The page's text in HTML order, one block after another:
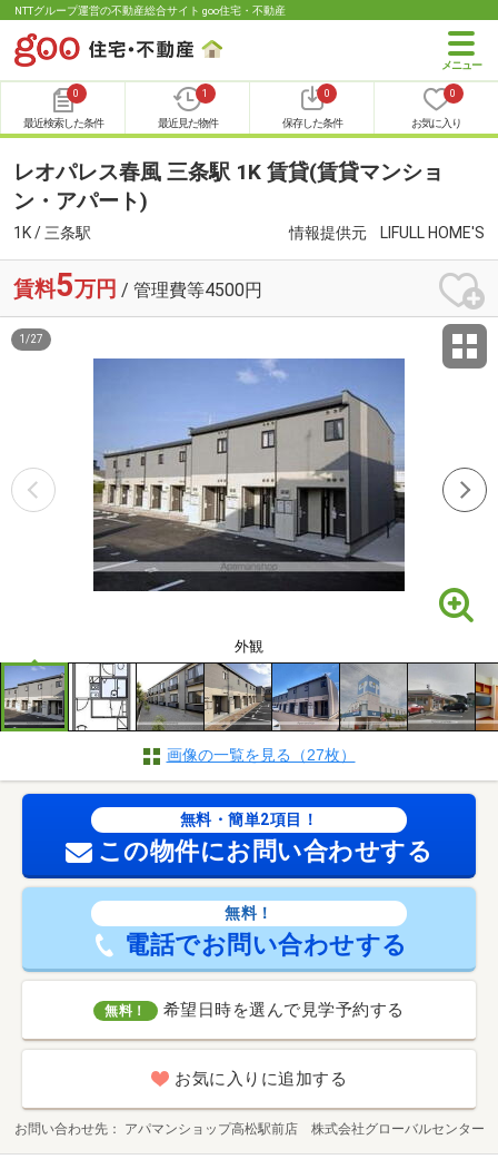
NTTグループ運営の不動産総合サイト goo住宅・不動産
0
最近検索した条件
1
最近見た物件
0
保存した条件
0
お気に入り
レオパレス春風 三条駅 1K 賃貸(賃貸マンショ
ン・アパート)
1K / 三条駅 情報提供元 LIFULL HOME'S
賃料5万円 / 管理費等4500円
外観
1 /27
画像の一覧を見る（27枚）
無料・簡単2項目！
この物件にお問い合わせする
無料！
電話でお問い合わせする
無料！ 希望日時を選んで見学予約する
お気に入りに追加する
お問い合わせ先 アパマンショップ高松駅前店 株式会社グローバルセンター